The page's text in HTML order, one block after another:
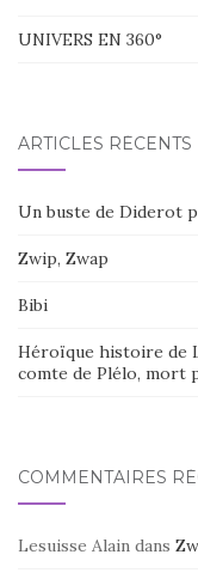
UNIVERS EN 360°
ARTICLES RÉCENTS
Un buste de Diderot
Zwip, Zwap
Bibi
Héroïque histoire de
comte de Plélo, mort
COMMENTAIRES
Lesuisse Alain dans